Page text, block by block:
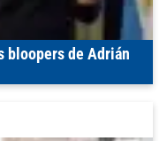
bloopers de Adrián